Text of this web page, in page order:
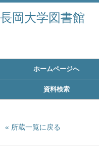
長岡大学図書館
ホームページへ
資料検索
所蔵一覧に戻る